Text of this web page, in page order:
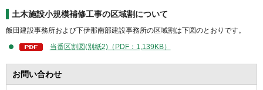
土木施設小規模補修工事の区域割について
飯田建設事務所および下伊那南部建設事務所の区域割は下図のとおりです。
当番区割図(別紙2)（PDF：1,139KB）
お問い合わせ